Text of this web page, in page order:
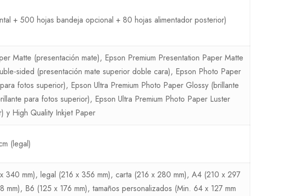
+ 500 hojas bandeja opcional + 80 hojas alimentador posterior)
Matte (presentación mate), Epson Premium Presentation Paper Matte
sided (presentación mate superior doble cara), Epson Photo Paper
fotos superior), Epson Ultra Premium Photo Paper Glossy (brillante
para fotos superior), Epson Ultra Premium Photo Paper Luster
y High Quality Inkjet Paper
(legal)
mm), legal (216 x 356 mm), carta (216 x 280 mm), A4 (210 x 297
B6 (125 x 176 mm), tamaños personalizados (Min. 64 x 127 mm